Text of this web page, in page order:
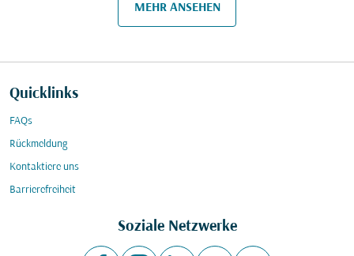
MEHR ANSEHEN
Quicklinks
FAQs
Rückmeldung
Kontaktiere uns
Barrierefreiheit
Soziale Netzwerke